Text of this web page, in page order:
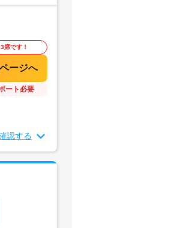
席です！
ート必要
認する